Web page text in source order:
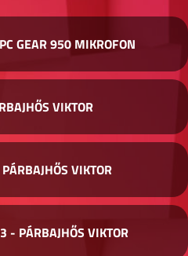
GEAR 950 MIKROFON
VIKTOR
VIKTOR
- PÁRBAJHŐS VIKTOR